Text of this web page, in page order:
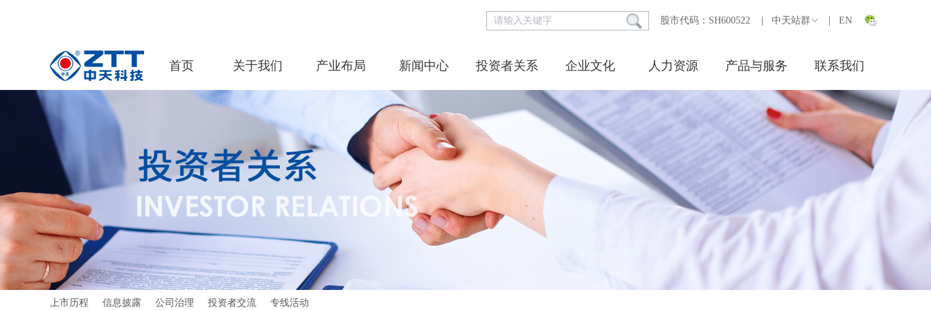
股市代码：SH600522 中天站群 EN
首页 关于我们 产业布局 新闻中心 投资者关系 企业文化 人力资源 产品与服务 联系我们
上市历程 信息披露 公司治理 投资者交流 专线活动